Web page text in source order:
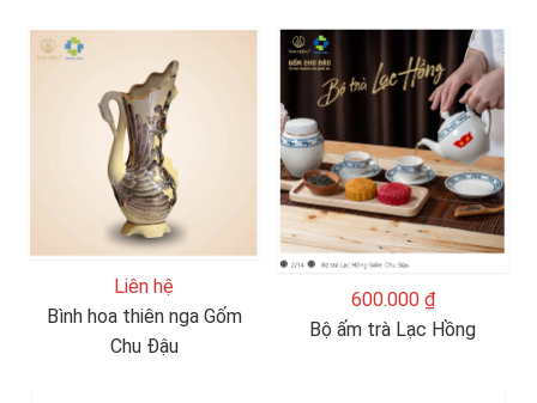
Liên hệ
Bình hoa thiên nga Gốm
Chu Đậu
600.000 ₫
Bộ ấm trà Lạc Hồng